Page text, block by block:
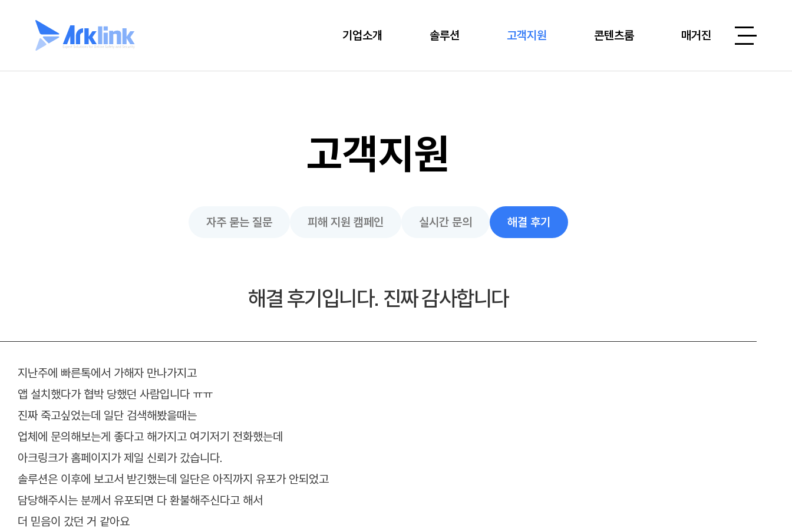
기업소개 솔루션 고객지원 콘텐츠룸 매거진
고객지원
자주 묻는 질문 피해 지원 캠페인 실시간 문의 해결 후기
해결 후기입니다. 진짜 감사합니다
지난주에 빠른톡에서 가해자 만나가지고
앱 설치했다가 협박 당했던 사람입니다 ㅠㅠ
진짜 죽고싶었는데 일단 검색해봤을때는
업체에 문의해보는게 좋다고 해가지고 여기저기 전화했는데
아크링크가 홈페이지가 제일 신뢰가 갔습니다.
솔루션은 이후에 보고서 받긴했는데 일단은 아직까지 유포가 안되었고
담당해주시는 분께서 유포되면 다 환불해주신다고 해서
더 믿음이 갔던 거 같아요